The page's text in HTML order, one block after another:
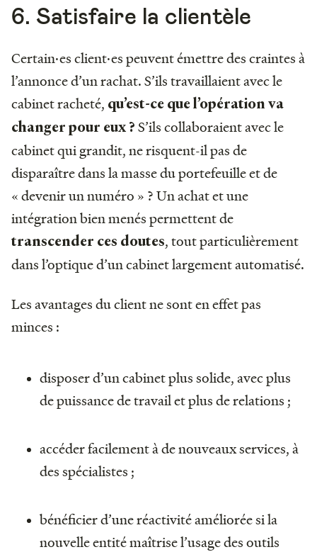
6. Satisfaire la clientèle
Certain·es client·es peuvent émettre des craintes à
l’annonce d’un rachat. S’ils travaillaient avec le
cabinet racheté, qu’est-ce que l’opération va
changer pour eux ? S’ils collaboraient avec le
cabinet qui grandit, ne risquent-il pas de
disparaître dans la masse du portefeuille et de
« devenir un numéro » ? Un achat et une
intégration bien menés permettent de
transcender ces doutes, tout particulièrement
dans l’optique d’un cabinet largement automatisé.
Les avantages du client ne sont en effet pas
minces :
disposer d’un cabinet plus solide, avec plus
de puissance de travail et plus de relations ;
accéder facilement à de nouveaux services, à
des spécialistes ;
bénéficier d’une réactivité améliorée si la
nouvelle entité maîtrise l’usage des outils